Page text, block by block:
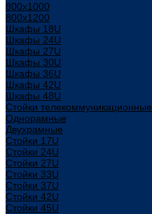
800х1000
800х1200
Шкафы 18U
Шкафы 24U
Шкафы 27U
Шкафы 30U
Шкафы 36U
Шкафы 42U
Шкафы 48U
Стойки телекоммуникационные
Однорамные
Двухрамные
Стойки 17U
Стойки 24U
Стойки 27U
Стойки 33U
Стойки 37U
Стойки 42U
Стойки 45U